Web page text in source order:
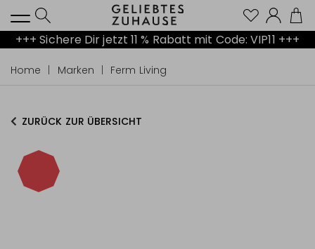
+++ Sichere Dir jetzt 11 % Rabatt mit Code: VIP11 +++
Home Marken Ferm Living
ZURÜCK ZUR ÜBERSICHT